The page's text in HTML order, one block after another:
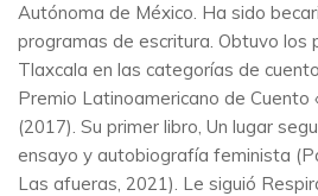
Autónoma de México. Ha sido
programas de escritura. Obtuvo los
Tlaxcala en las categorías de
Premio Latinoamericano de Cuento
(2017). Su primer libro, Un lugar
ensayo y autobiografía feminista
Las afueras, 2021). Le siguió